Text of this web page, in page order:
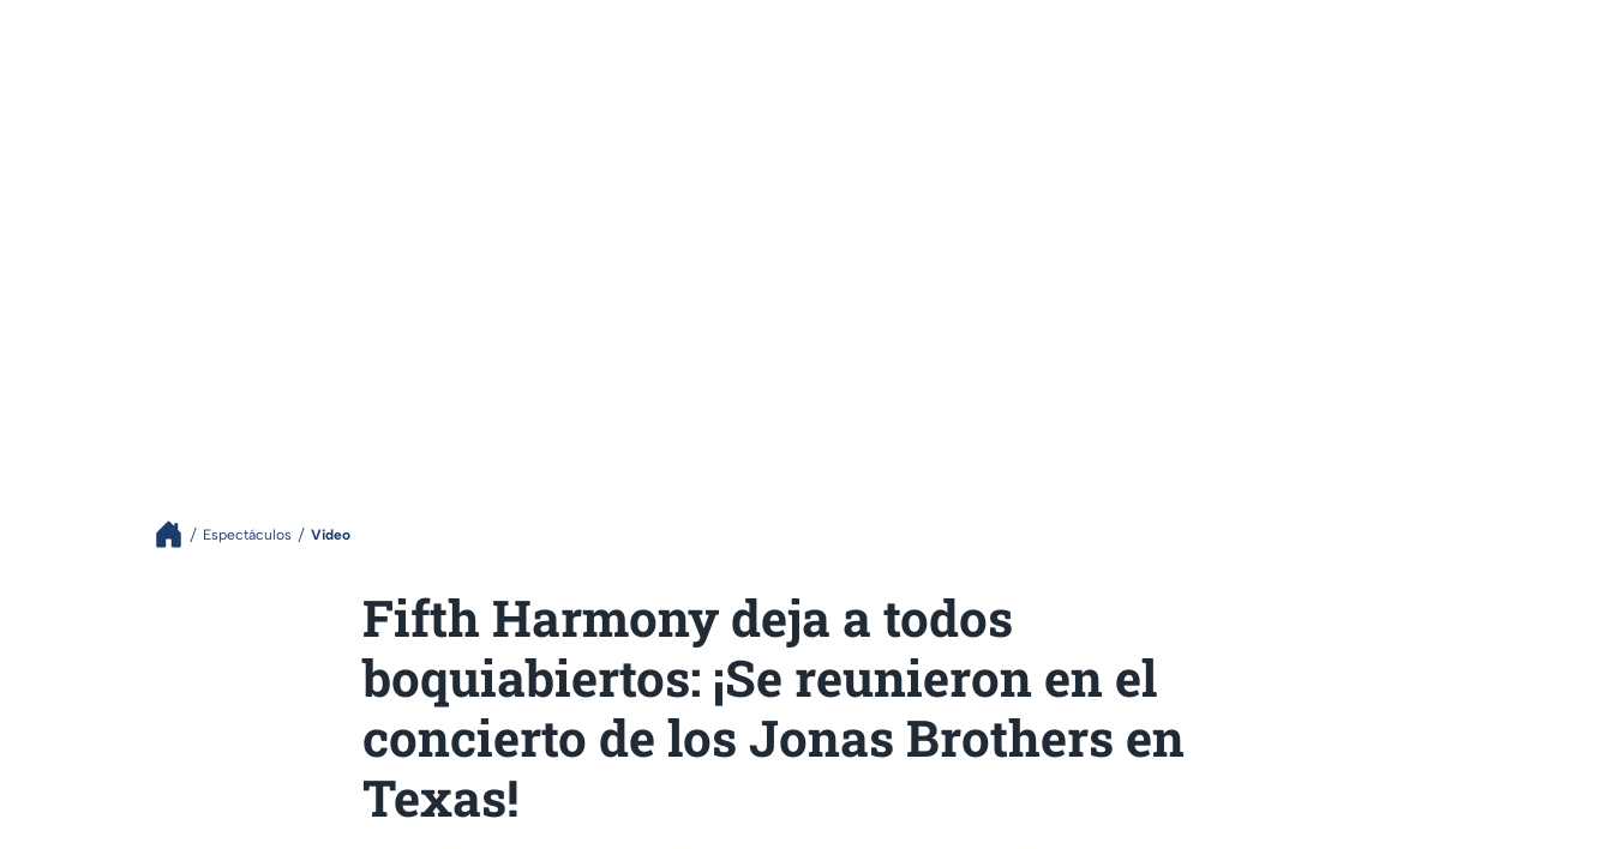
Espectáculos Video
Fifth Harmony deja a todos
boquiabiertos: ¡Se reunieron en el
concierto de los Jonas Brothers en
Texas!